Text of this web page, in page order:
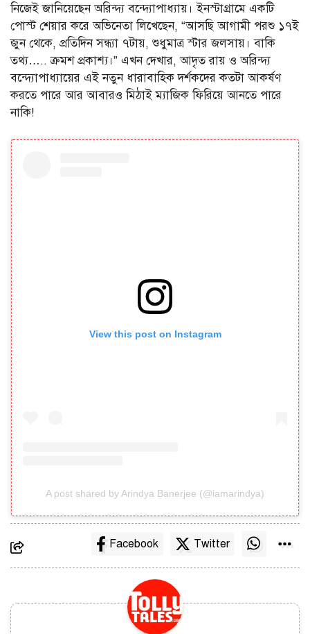
নিজেই জানিয়েছেন অরিন্দ্য বন্দ্যোপাধ্যায়। ইনস্টাগ্রামে একটি
পোস্ট শেয়ার করে অভিনেতা লিখেছেন, “আসছি আগামী পরশু ১৭ই
জুন থেকে, প্রতিদিন সন্ধ্যা ৭টায়, শুধুমাত্র স্টার জলসায়। বাকি
তথ্য….. ক্রমশ প্রকাশ্য।” এখন দেখার, আদৃত রায় ও অরিন্দ্য
বন্দ্যোপাধ্যায়ের এই নতুন ধারাবাহিক দর্শকদের কতটা আকর্ষণ
করতে পারে আর আবারও মিঠাই ম্যাজিক ফিরিয়ে আনতে পারে
নাকি!
View this post on Instagram
A post shared by Arindya Banerjee (@iamarindya)
Facebook Twitter